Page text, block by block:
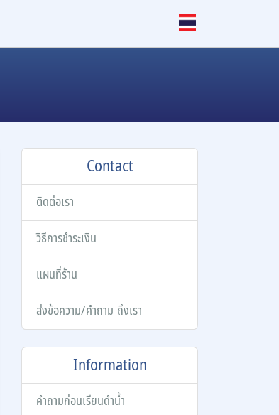
Contact
ติดต่อเรา
วิธีการชำระเงิน
แผนที่ร้าน
ส่งข้อความ/คำถาม ถึงเรา
Information
คำถามก่อนเรียนดำน้ำ